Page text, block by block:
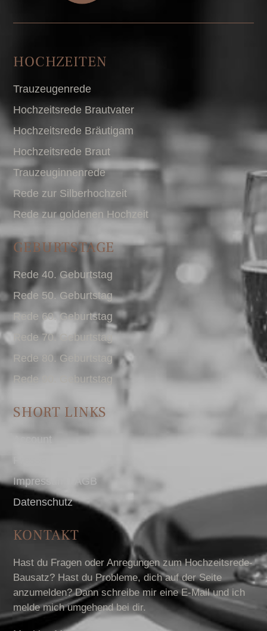
HOCHZEITEN
Trauzeugenrede
Hochzeitsrede Brautvater
Hochzeitsrede Bräutigam
Hochzeitsrede Braut
Trauzeuginnenrede
Rede zur Silberhochzeit
Rede zur goldenen Hochzeit
GEBURTSTAGE
Rede 40. Geburtstag
Rede 50. Geburtstag
Rede 60. Geburtstag
Rede 70. Geburtstag
Rede 80. Geburtstag
Rede 90. Geburtstag
SHORT LINKS
Account
Impressum I AGB
Datenschutz
KONTAKT
Hast du Fragen oder Anregungen zum Hochzeitsrede-
Bausatz? Hast du Probleme, dich auf der Seite
anzumelden? Dann schreibe mir eine E-Mail und ich
melde mich umgehend bei dir.